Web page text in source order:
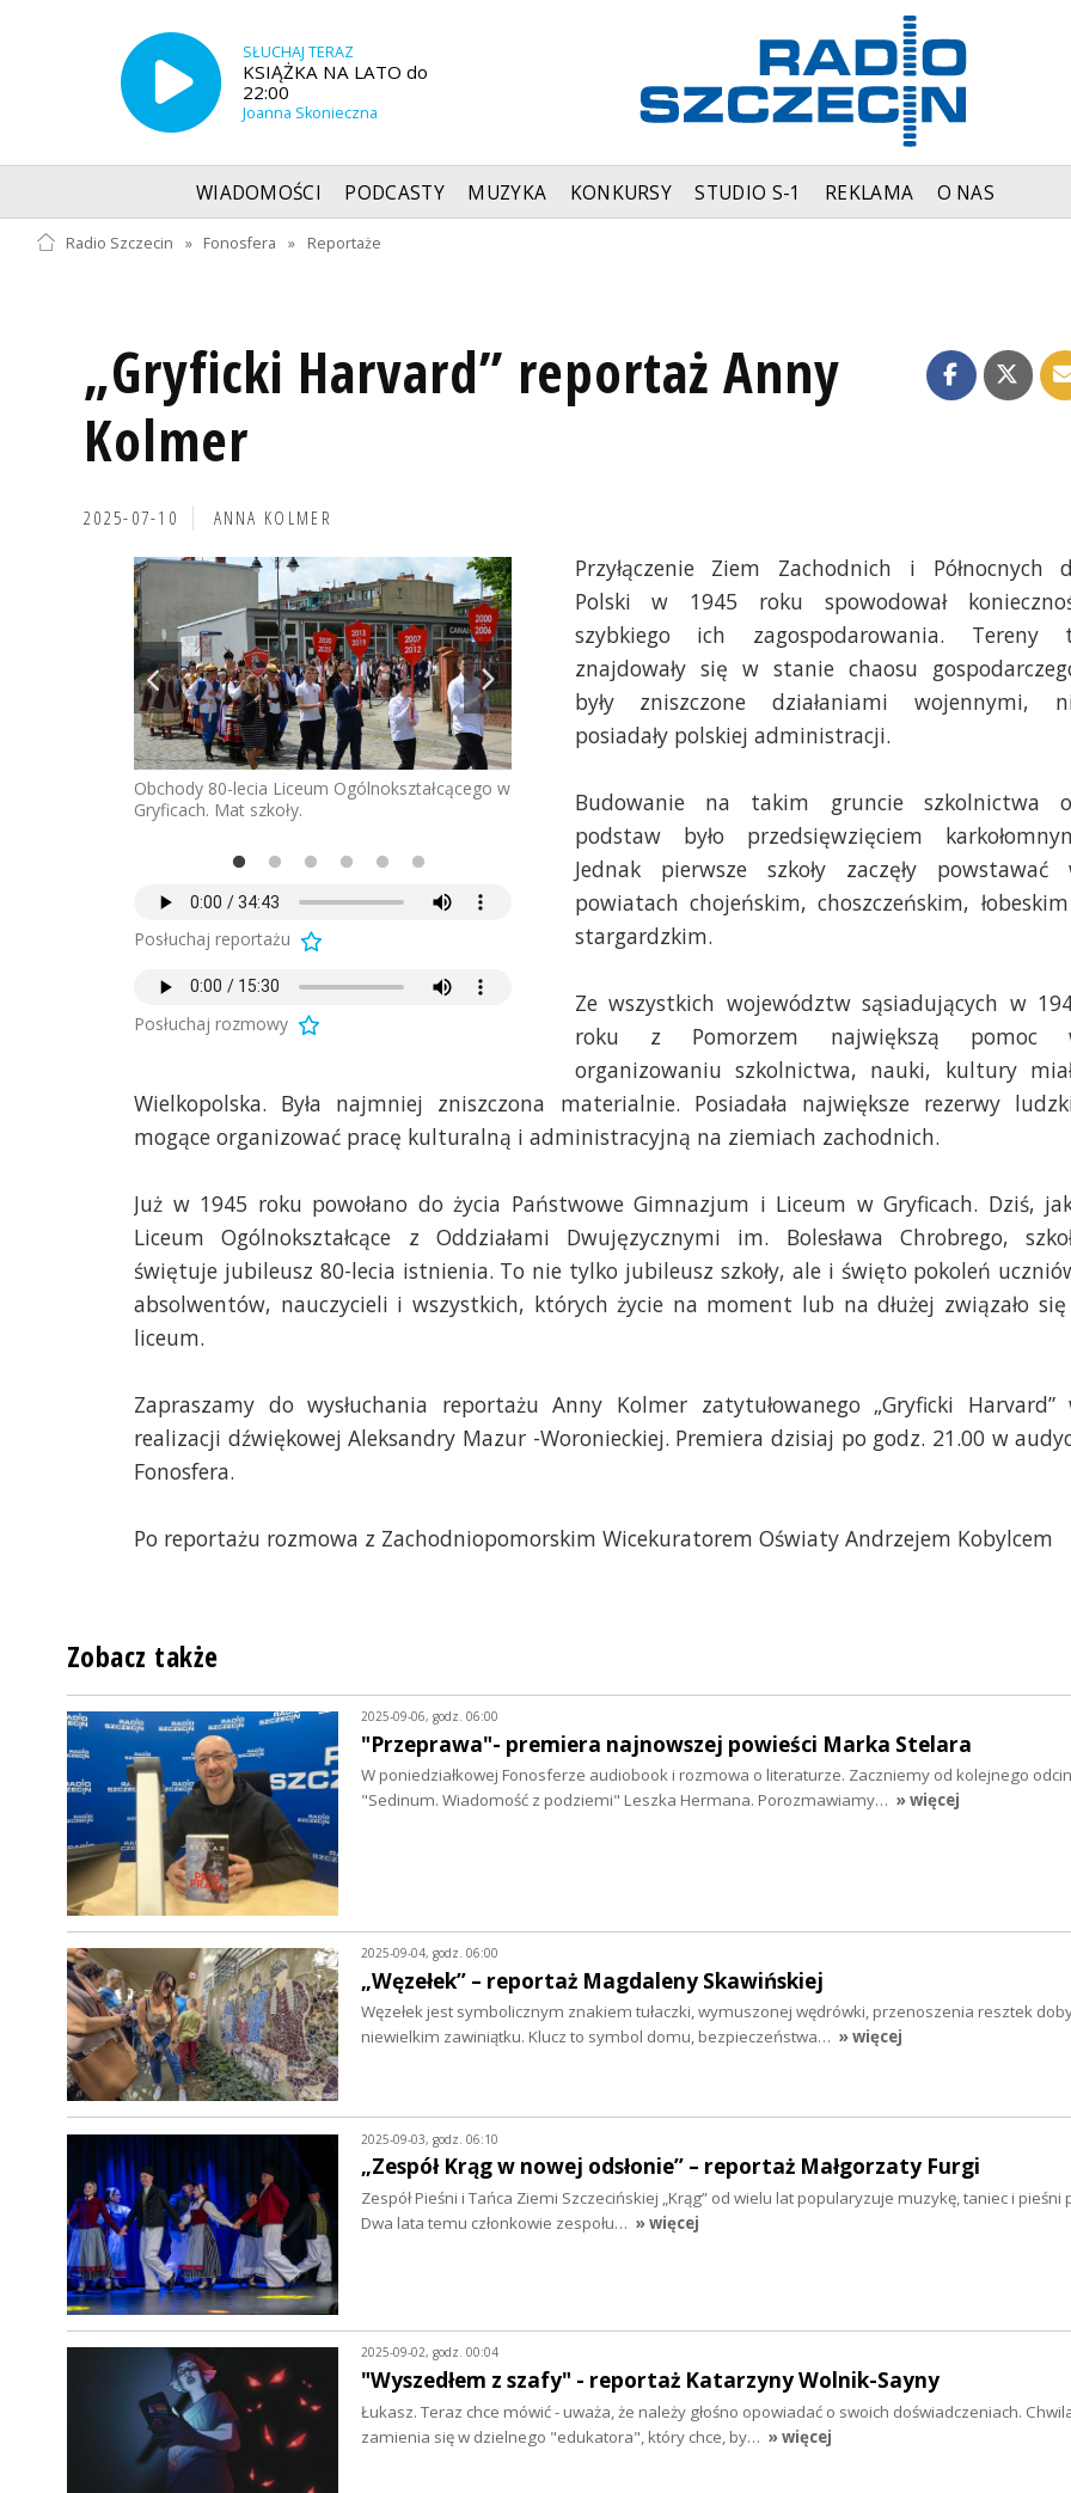
SŁUCHAJ TERAZ
KSIĄŻKA NA LATO do
22:00
Joanna Skonieczna
WIADOMOŚCI PODCASTY MUZYKA KONKURSY STUDIO S-1 REKLAMA O NAS
Radio Szczecin » Fonosfera » Reportaże
„Gryficki Harvard” reportaż Anny
Kolmer
2025-07-10 ANNA KOLMER
Obchody 80-lecia Liceum Ogólnokształcącego w
Gryficach. Mat szkoły.
Obchody 80-lecia Liceum Ogólnokształcącego w
Gryficach. Mat szkoły.
Obchody 80-lecia
Gryficach. Mat szkoły.
Posłuchaj reportażu
Posłuchaj rozmowy
Przyłączenie Ziem Zachodnich i Północnych
Polski w 1945 roku spowodował
szybkiego ich zagospodarowania. Tereny
znajdowały się w stanie chaosu
były zniszczone działaniami wojennymi,
posiadały polskiej administracji.
Budowanie na takim gruncie szkolnictwa
podstaw było przedsięwzięciem
Jednak pierwsze szkoły zaczęły powstawać
powiatach chojeńskim, choszczeńskim,
stargardzkim.
Ze wszystkich województw sąsiadujących w
roku z Pomorzem największą pomoc
organizowaniu szkolnictwa, nauki, kultury
Wielkopolska. Była najmniej zniszczona materialnie. Posiadała największe rezerwy
mogące organizować pracę kulturalną i administracyjną na ziemiach zachodnich.
Już w 1945 roku powołano do życia Państwowe Gimnazjum i Liceum w Gryficach. Dziś,
Liceum Ogólnokształcące z Oddziałami Dwujęzycznymi im. Bolesława Chrobrego,
świętuje jubileusz 80-lecia istnienia. To nie tylko jubileusz szkoły, ale i święto pokoleń
absolwentów, nauczycieli i wszystkich, których życie na moment lub na dłużej związało
liceum.
Zapraszamy do wysłuchania reportażu Anny Kolmer zatytułowanego „Gryficki Harvard”
realizacji dźwiękowej Aleksandry Mazur -Woronieckiej. Premiera dzisiaj po godz. 21.00 w
Fonosfera.
Po reportażu rozmowa z Zachodniopomorskim Wicekuratorem Oświaty Andrzejem Kobylcem
Zobacz także
2025-09-06, godz. 06:00
"Przeprawa"- premiera najnowszej powieści Marka Stelara
W poniedziałkowej Fonosferze audiobook i rozmowa o literaturze. Zaczniemy od kolejnego
"Sedinum. Wiadomość z podziemi" Leszka Hermana. Porozmawiamy… » więcej
2025-09-04, godz. 06:00
„Węzełek” – reportaż Magdaleny Skawińskiej
Węzełek jest symbolicznym znakiem tułaczki, wymuszonej wędrówki, przenoszenia resztek
niewielkim zawiniątku. Klucz to symbol domu, bezpieczeństwa… » więcej
2025-09-03, godz. 06:10
„Zespół Krąg w nowej odsłonie” – reportaż Małgorzaty Furgi
Zespół Pieśni i Tańca Ziemi Szczecińskiej „Krąg” od wielu lat popularyzuje muzykę, taniec i pieśni
Dwa lata temu członkowie zespołu… » więcej
2025-09-02, godz. 00:04
"Wyszedłem z szafy" - reportaż Katarzyny Wolnik-Sayny
Łukasz. Teraz chce mówić - uważa, że należy głośno opowiadać o swoich doświadczeniach.
zamienia się w dzielnego "edukatora", który chce, by… » więcej